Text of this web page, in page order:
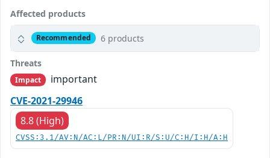
Affected products
Recommended 6 products
Threats
Impact
important
CVE-2021-29946
8.8 (High)
CVSS:3.1/AV:N/AC:L/PR:N/UI:R/S:U/C:H/I:H/A:H